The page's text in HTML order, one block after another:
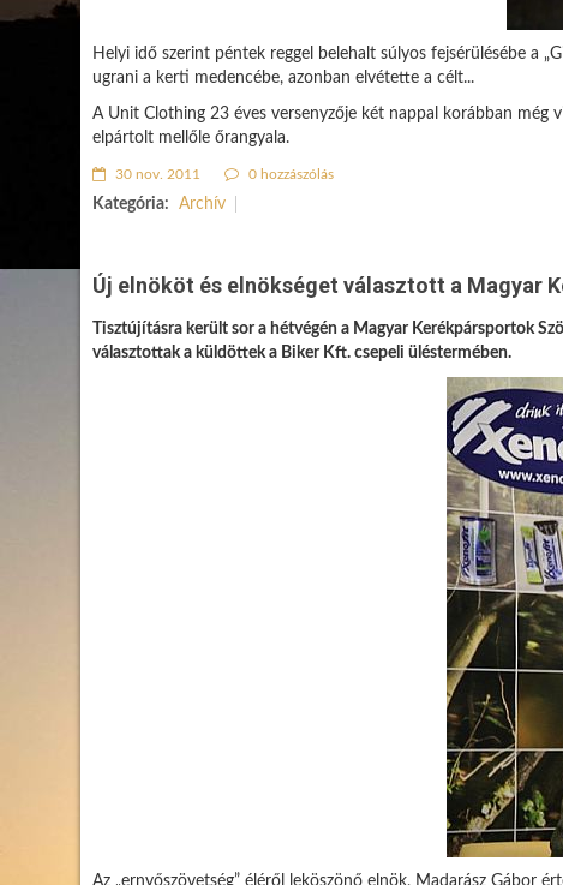
Helyi idő szerint péntek reggel belehalt súlyos fejsérülésébe a
ugrani a kerti medencébe, azonban elvétette a célt...
A Unit Clothing 23 éves versenyzője két nappal korábban még
elpártolt mellőle őrangyala.
30 nov. 2011 0 hozzászólás
Kategória: Archív
Új elnököt és elnökséget választott a Magyar
Tisztújításra került sor a hétvégén a Magyar Kerékpársportok
választottak a küldöttek a Biker Kft. csepeli üléstermében.